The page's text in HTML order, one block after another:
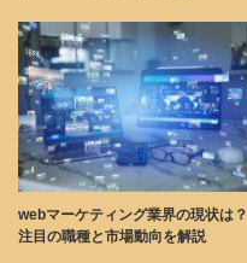
webマーケティング業界の現状は？
注目の職種と市場動向を解説